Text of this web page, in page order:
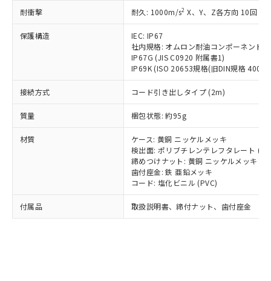
耐衝撃 耐久: 1000m/s2 X、Y、Z各方向 10回
保護構造
IEC: IP67
社内規格: オムロン耐油コンポーネント
IP67G (JIS C0920 附属書1)
IP69K (ISO 20653規格(旧DIN規格
接続方式 コード引き出しタイプ (2m)
質量 梱包状態: 約95g
材質
ケース: 黄銅 ニッケルメッキ
検出面: ポリブチレンテレフタレート
締めつけナット: 黄銅 ニッケルメッキ
歯付座金: 鉄 亜鉛メッキ
コード: 塩化ビニル (PVC)
付属品 取扱説明書、締付ナット、歯付座金
タに基づき作成されるものであり、閲
覧された時点での実際の在庫および標
準価格とは異なる場合があることをご
了承ください。
正式な納期状況および標準価格はお客
様のお取引先、またはお客様担当のオ
ムロン制御機器販売店・当社販売員に
ご相談ください。
オムロン制御機器販売店や当社販売拠
販売ネットワーク
」をご確認
在庫状況および標準価格結果を当社の
事前の承諾なく第三者に漏洩または開
示しないようお願いします。
マイパーツ機能（部品リスト作成サー
ビス）をご利用いただくには、I-Web
メンバーズにご登録されている必要が
鉛(Pb) 1000ppm以下、 水銀(Hg) 1000ppm以下、 カド
ミウム(Cd) 100ppm以下、
六価クロム(Cr(Ⅵ)) 1000ppm以下、ポリ臭化ビフェニル
類(PBB) 1000ppm以下、ポリ臭化ジフェニルエーテル類
(PBDE) 1000ppm以下、フタル酸ビス(2-エチルヘキシ
ル) (DEHP)(別名：DOP) 1000ppm以下、フタル酸ブチ
ルベンジル（BBP） 1000ppm以下、フタル酸ジブチル
（DBP） 1000ppm以下、フタル酸ジイソブチル
(DIBP) 1000ppm以下
但し、RoHS指令で産業用監視および制御機器に対する
フタル酸エステル類の４物質については閾値を超える意
部品在庫の切り替え状況などにより、予定
月が前後することがあります。
*中国RoHS10物質の基準値 (GB/T26572)：
Pb(鉛) :1000ppm、 Hg(水銀) : 1000ppm、 Cd(カドミウ
ム) : 100ppm、
Cr(Ⅵ)(六価クロム) : 1000ppm、 PBBs(ポリ臭化ビフェ
ニル類) : 1000ppm、 PBDEs(ポリ臭化ジフェニルエーテ
DBP(フタル酸ジブチル) : 1000ppm、 DIBP(フタル酸ジ
イソブチル) : 1000ppm、 BBP(フタル酸ブチルベンジ
ル) : 1000ppm、
※2 環境保護使用期限
「ｅ」：有害物質（10物質）のすべてが基
準値以下であることを示します。
「10」：通常の使用状況下において有害物
質が外部に漏えいし、環境に深刻な影響を
及ぼさない年数を意味します。
または国外への提供する場合は、日本
国政府の輸出許可(または役務取引許
可)を取得するなどの必要な手続きを
当社は規制貨物を破棄する場合は、完
全に破砕するなど、違法に輸出されな
いよう必要な手段を講じます。
当社は貴社製品を、核兵器、ミサイ
ル、化学兵器、生物兵器またはその他
武器並びにこれらの製造装置等に一切
使用いたしません。
当社は、貴社製品を第三者に販売する
場合は、上記1、2および3の内容を当
該第三者に通知します。また当社は、
販売先および販売に係わる関係者が違
法に輸出するおそれがある場合は、取
り引きをいたしません。
一定数以上の在庫あり
一定数には満たないが在庫あり
在庫なし(最新の在庫状況につ
いては、お客様のお取引先、ま
たはお客様担当のオムロン制御
機器販売店・当社販売員にご確
認ください)
受注生産機種、また在庫状況の
情報を公開していない機種